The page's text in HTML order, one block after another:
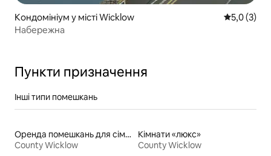
Кондомініум у місті Wicklow Середня
5,0 (3)
Набережна
Пункти призначення
Інші типи помешкань
Оренда помешкань для сімей
County Wicklow
Кімнати «люкс»
County Wicklow